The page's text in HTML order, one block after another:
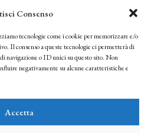
Consenso
tecnologie come i cookie per memorizzare e/o
Il consenso a queste tecnologie ci permetterà di
navigazione o ID unici su questo sito. Non
negativamente su alcune caratteristiche e
Accetta
ISCRIVITI
che le tue informazioni saranno trattate
diritti e dell’Istituto Matteucci